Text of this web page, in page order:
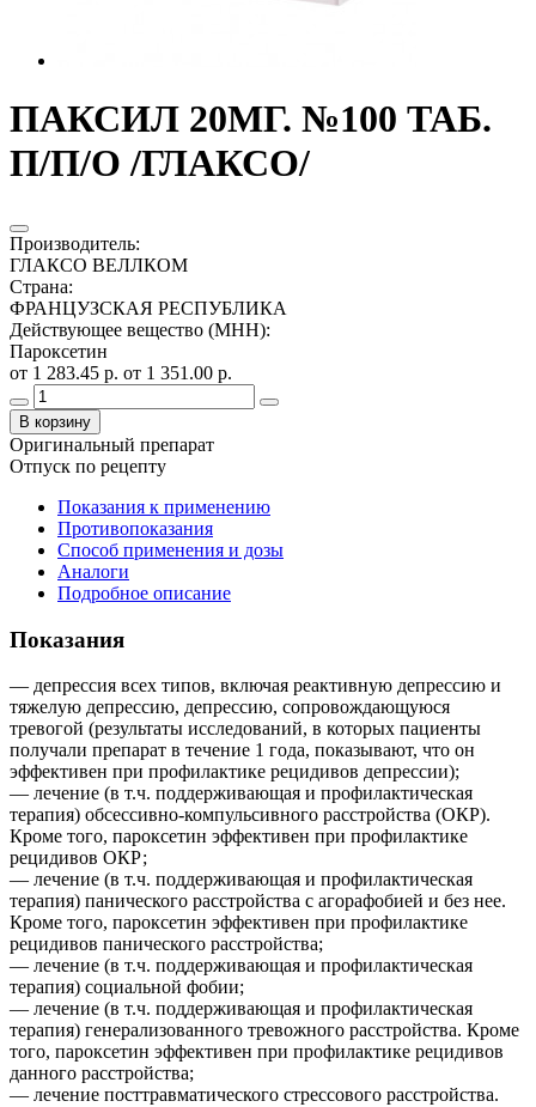
ПАКСИЛ 20МГ. №100 ТАБ.
П/П/О /ГЛАКСО/
Производитель:
ГЛАКСО ВЕЛЛКОМ
Страна:
ФРАНЦУЗСКАЯ РЕСПУБЛИКА
Действующее вещество (МНН):
Пароксетин
от 1 283.45 р. от 1 351.00 р.
В корзину
Оригинальный препарат
Отпуск по рецепту
Показания к применению
Противопоказания
Способ применения и дозы
Аналоги
Подробное описание
Показания
— депрессия всех типов, включая реактивную депрессию и
тяжелую депрессию, депрессию, сопровождающуюся
тревогой (результаты исследований, в которых пациенты
получали препарат в течение 1 года, показывают, что он
эффективен при профилактике рецидивов депрессии);
— лечение (в т.ч. поддерживающая и профилактическая
терапия) обсессивно-компульсивного расстройства (ОКР).
Кроме того, пароксетин эффективен при профилактике
рецидивов ОКР;
— лечение (в т.ч. поддерживающая и профилактическая
терапия) панического расстройства с агорафобией и без нее.
Кроме того, пароксетин эффективен при профилактике
рецидивов панического расстройства;
— лечение (в т.ч. поддерживающая и профилактическая
терапия) социальной фобии;
— лечение (в т.ч. поддерживающая и профилактическая
терапия) генерализованного тревожного расстройства. Кроме
того, пароксетин эффективен при профилактике рецидивов
данного расстройства;
— лечение посттравматического стрессового расстройства.